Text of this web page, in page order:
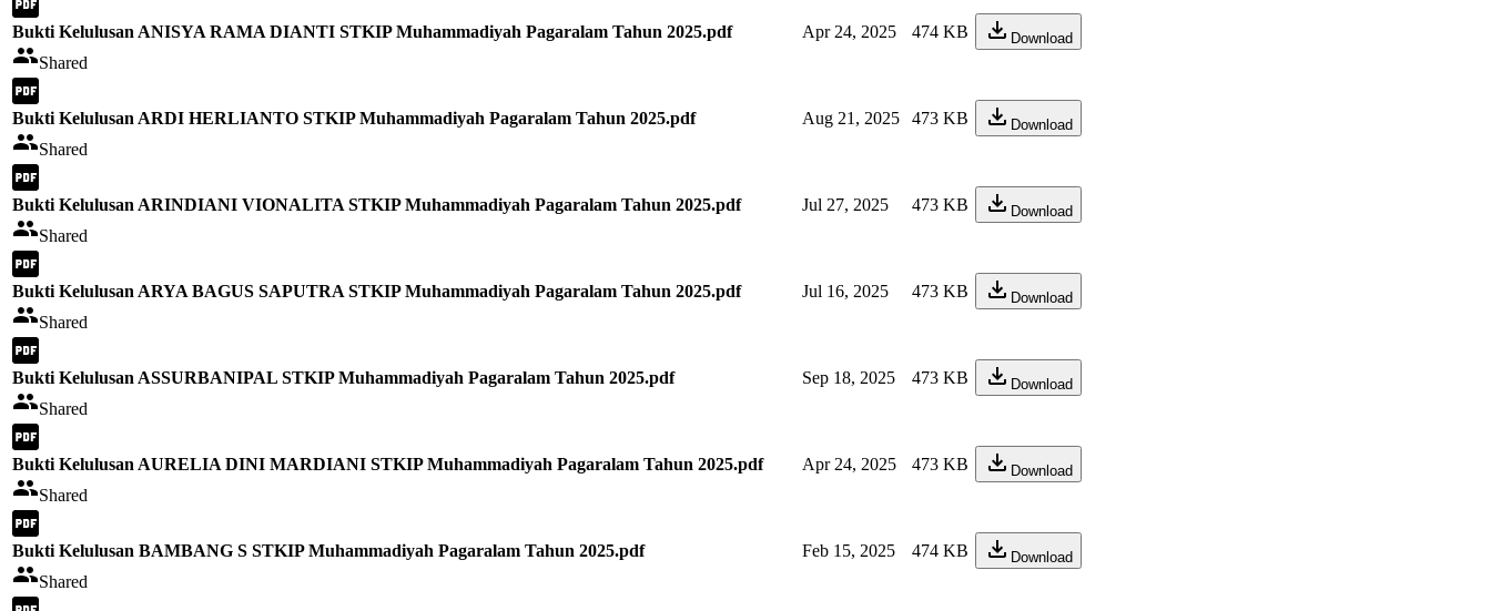
Bukti Kelulusan ANISYA RAMA DIANTI STKIP Muhammadiyah Pagaralam Tahun 2025.pdf
Shared
Apr 24, 2025 474 KB Download
Bukti Kelulusan ARDI HERLIANTO STKIP Muhammadiyah Pagaralam Tahun 2025.pdf
Shared
Aug 21, 2025 473 KB Download
Bukti Kelulusan ARINDIANI VIONALITA STKIP Muhammadiyah Pagaralam Tahun 2025.pdf
Shared
Jul 27, 2025 473 KB Download
Bukti Kelulusan ARYA BAGUS SAPUTRA STKIP Muhammadiyah Pagaralam Tahun 2025.pdf
Shared
Jul 16, 2025 473 KB Download
Bukti Kelulusan ASSURBANIPAL STKIP Muhammadiyah Pagaralam Tahun 2025.pdf
Shared
Sep 18, 2025 473 KB Download
Bukti Kelulusan AURELIA DINI MARDIANI STKIP Muhammadiyah Pagaralam Tahun 2025.pdf
Shared
Apr 24, 2025 473 KB Download
Bukti Kelulusan BAMBANG S STKIP Muhammadiyah Pagaralam Tahun 2025.pdf
Shared
Feb 15, 2025 474 KB Download